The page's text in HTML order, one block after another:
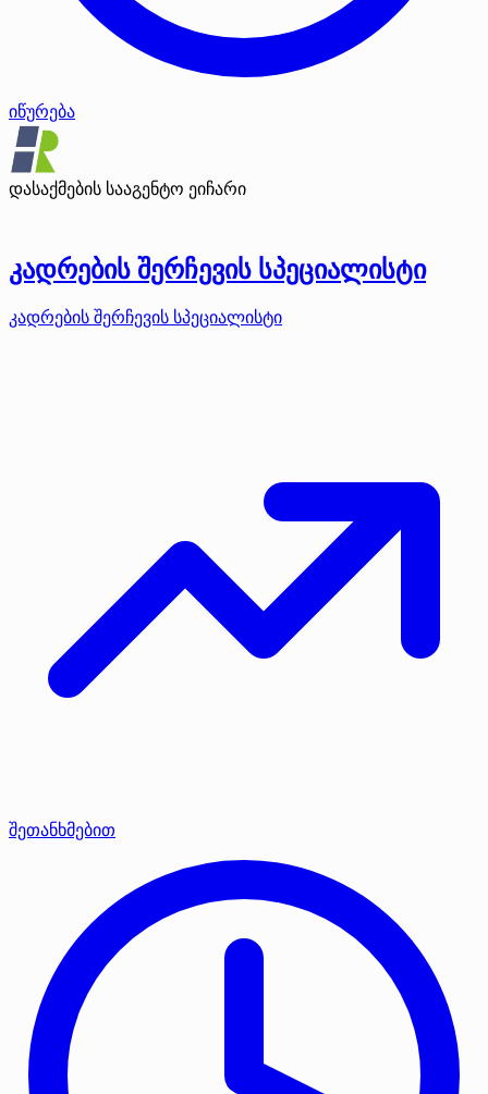
იწურება
დასაქმების სააგენტო ეიჩარი
კადრების შერჩევის სპეციალისტი
კადრების შერჩევის სპეციალისტი
შეთანხმებით